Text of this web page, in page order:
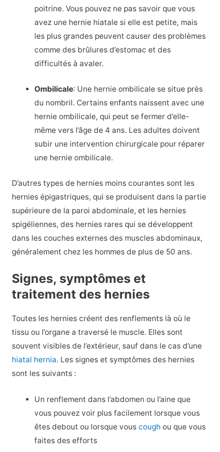
poitrine. Vous pouvez ne pas savoir que vous
avez une hernie hiatale si elle est petite, mais
les plus grandes peuvent causer des problèmes
comme des brûlures d’estomac et des
difficultés à avaler.
Ombilicale: Une hernie ombilicale se situe près
du nombril. Certains enfants naissent avec une
hernie ombilicale, qui peut se fermer d’elle-
même vers l’âge de 4 ans. Les adultes doivent
subir une intervention chirurgicale pour réparer
une hernie ombilicale.
D’autres types de hernies moins courantes sont les
hernies épigastriques, qui se produisent dans la partie
supérieure de la paroi abdominale, et les hernies
spigéliennes, des hernies rares qui se développent
dans les couches externes des muscles abdominaux,
généralement chez les hommes de plus de 50 ans.
Signes, symptômes et
traitement des hernies
Toutes les hernies créent des renflements là où le
tissu ou l’organe a traversé le muscle. Elles sont
souvent visibles de l’extérieur, sauf dans le cas d’une
hiatal hernia. Les signes et symptômes des hernies
sont les suivants :
Un renflement dans l’abdomen ou l’aine que
vous pouvez voir plus facilement lorsque vous
êtes debout ou lorsque vouscough ou que vous
faites des efforts